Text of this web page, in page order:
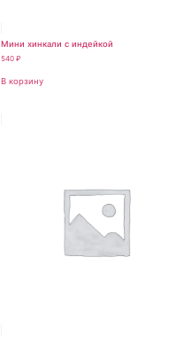
Мини хинкали с индейкой
540 ₽
В корзину